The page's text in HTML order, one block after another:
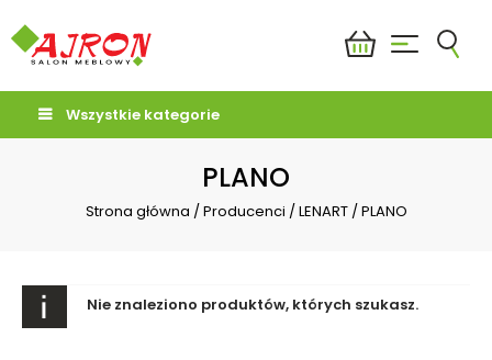
Wszystkie kategorie
PLANO
Strona główna / Producenci / LENART/ PLANO
Nie znaleziono produktów, których szukasz.